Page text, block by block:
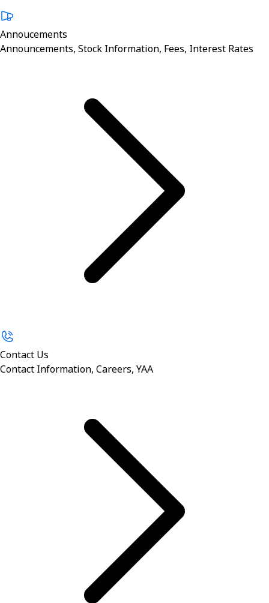
Annoucements
Announcements, Stock Information, Fees, Interest Rates
Contact Us
Contact Information, Careers, YAA